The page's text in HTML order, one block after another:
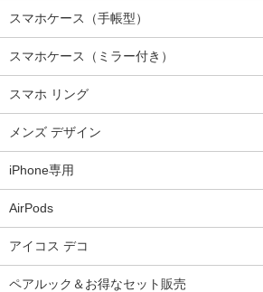
スマホケース（手帳型）
スマホケース（ミラー付き）
スマホ リング
メンズ デザイン
iPhone専用
AirPods
アイコス デコ
ペアルック＆お得なセット販売